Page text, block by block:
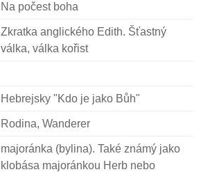
Na počest boha
Zkratka anglického Edith. Šťastný
válka, válka kořist
Hebrejsky "Kdo je jako Bůh"
Rodina, Wanderer
majoránka (bylina). Také známý jako
klobása majoránkou Herb nebo